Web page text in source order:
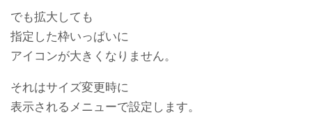
でも拡大しても
指定した枠いっぱいに
アイコンが大きくなりません。
それはサイズ変更時に
表示されるメニューで設定します。